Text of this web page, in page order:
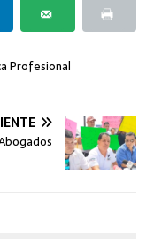
Profesional